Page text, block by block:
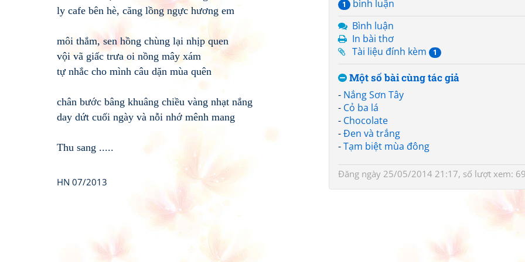
1
bình luận
Bình luận
In bài thơ
Tài liệu đính kèm
1
Một số bài cùng tác giả
- Nắng Sơn Tây
- Cỏ ba lá
- Chocolate
-Đen và trắng
-Tạm biệt mùa đông
Đăng ngày 25/05/2014 21:17, số lượt xem:
ly cafe bên hè, căng lồng ngực hương em
môi thắm, sen hồng chùng lại nhịp quen
vội vã giấc trưa oi nồng mây xám
tự nhắc cho mình câu dặn mùa quên
chân bước bâng khuâng chiều vàng nhạt nắng
day dứt cuối ngày và nỗi nhớ mênh mang
Thu sang .....
HN 07/2013